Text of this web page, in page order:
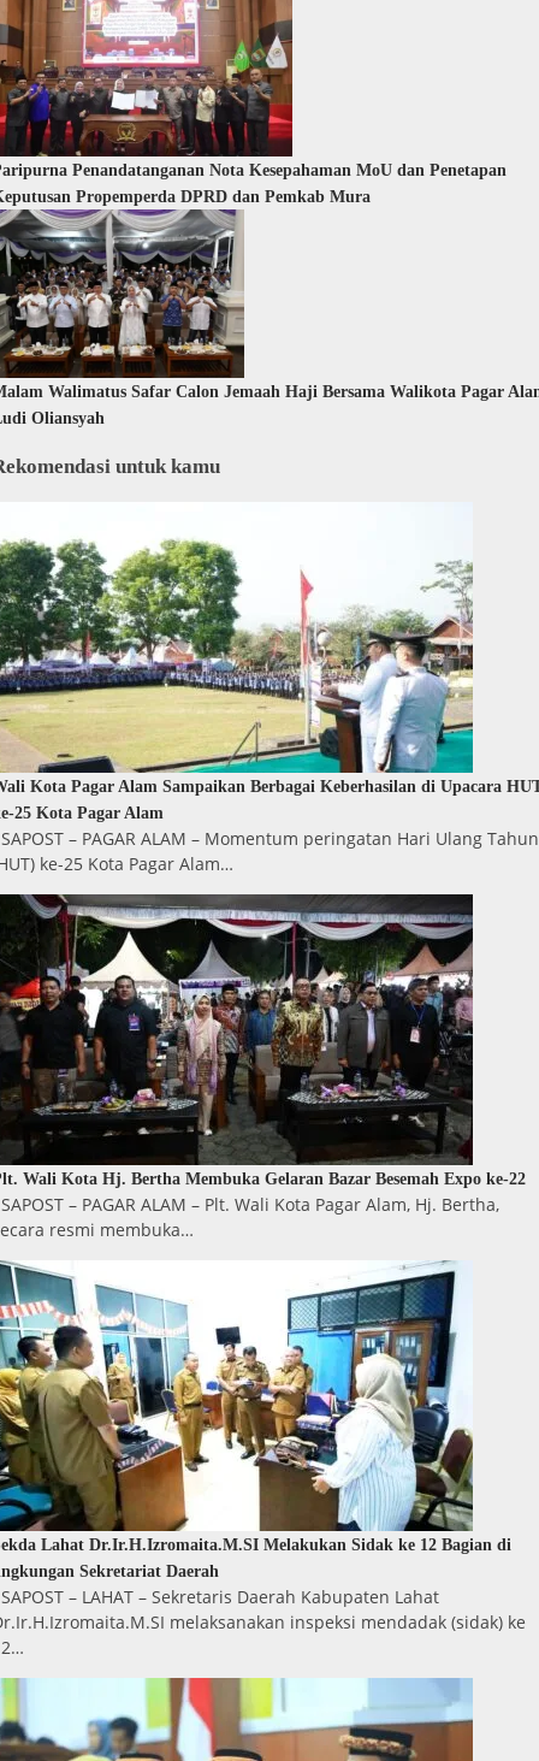
Penandatanganan Nota Kesepahaman MoU dan Penetapan
Propemperda DPRD dan Pemkab Mura
Walimatus Safar Calon Jemaah Haji Bersama Walikota Pagar
Oliansyah
untuk kamu
Kota Pagar Alam Sampaikan Berbagai Keberhasilan di Upacara
25 Kota Pagar Alam
– PAGAR ALAM – Momentum peringatan Hari Ulang Tahun
ke-25 Kota Pagar Alam…
Wali Kota Hj. Bertha Membuka Gelaran Bazar Besemah Expo ke-22
– PAGAR ALAM – Plt. Wali Kota Pagar Alam, Hj. Bertha,
resmi membuka…
Lahat Dr.Ir.H.Izromaita.M.SI Melakukan Sidak ke 12 Bagian di
Sekretariat Daerah
– LAHAT – Sekretaris Daerah Kabupaten Lahat
melaksanakan inspeksi mendadak (sidak) ke